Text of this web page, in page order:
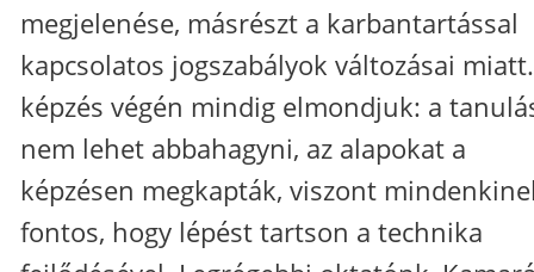
megjelenése, másrészt a karbantartással
kapcsolatos jogszabályok változásai
képzés végén mindig elmondjuk: a
nem lehet abbahagyni, az alapokat a
képzésen megkapták, viszont
fontos, hogy lépést tartson a technika